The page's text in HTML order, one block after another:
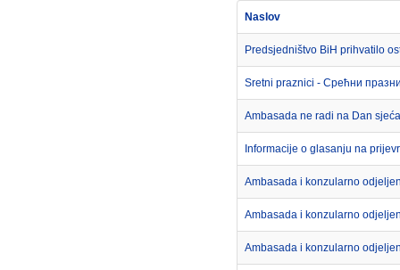
Naslov
Predsjedništvo BiH prihvatilo
Sretni praznici - Срећни
Ambasada ne radi na Dan
Informacije o glasanju na
Ambasada i konzularno
Ambasada i konzularno
Ambasada i konzularno